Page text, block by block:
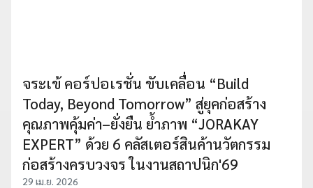
จระเข้ คอร์ปอเรชั่น ขับเคลื่อน “Build
Today, Beyond Tomorrow” สู่ยุคก่อสร้าง
คุณภาพคุ้มค่า–ยั่งยืน ย้ำภาพ “JORAKAY
EXPERT” ด้วย 6 คลัสเตอร์สินค้านวัตกรรม
ก่อสร้างครบวงจร ในงานสถาปนิก'69
29 เม.ย. 2026